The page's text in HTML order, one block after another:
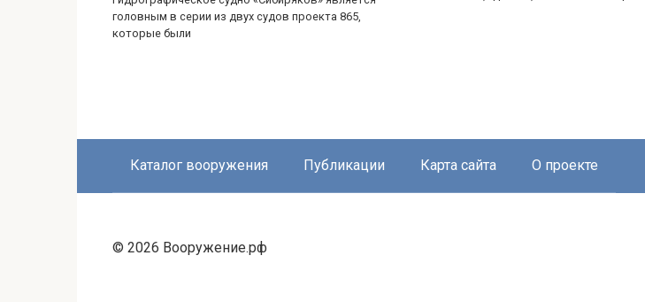
головным в серии из двух судов проекта 865,
которые были
Каталог вооружения Публикации Карта сайта О проекте
© 2026 Вооружение.рф